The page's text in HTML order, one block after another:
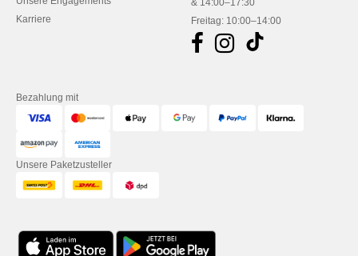
Karriere
& 14:00–17:30
Freitag: 10:00–14:00
Bezahlung mit
Unsere Paketzusteller